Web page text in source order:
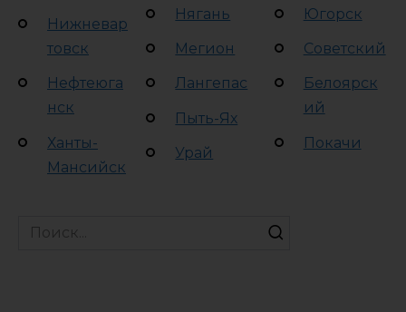
Нижневар
товск
Нефтеюга
нск
Ханты-
Мансийск
Нягань
Мегион
Лангепас
Пыть-Ях
Урай
Югорск
Советский
Белоярск
ий
Покачи
Search